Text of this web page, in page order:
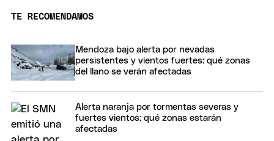
TE RECOMENDAMOS
Mendoza bajo alerta por nevadas
persistentes y vientos fuertes: qué zonas
del llano se verán afectadas
Alerta naranja por tormentas severas y
fuertes vientos: qué zonas estarán
afectadas